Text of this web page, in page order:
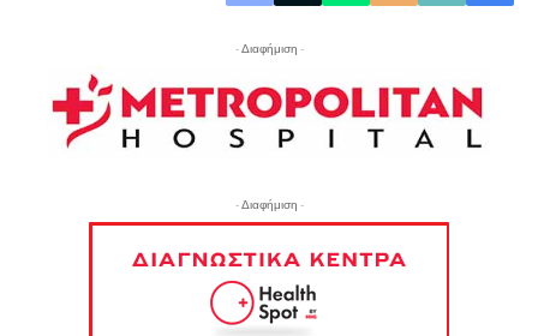
- Διαφήμιση -
- Διαφήμιση -